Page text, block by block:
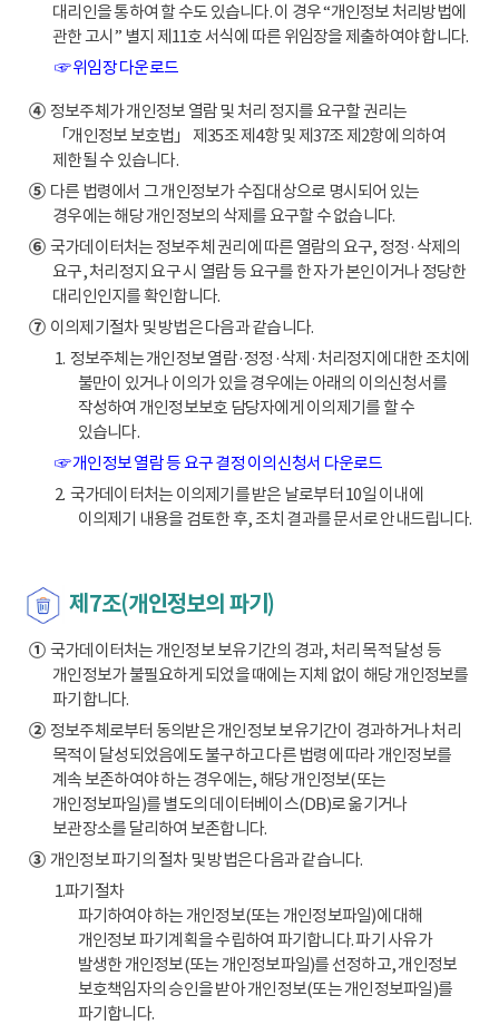
대리인을 통하여 할 수도 있습니다. 이 경우 “개인정보 처리방법에
관한 고시” 별지 제11호 서식에 따른 위임장을 제출하여야 합니다.
☞ 위임장 다운로드
④정보주체가 개인정보 열람 및 처리 정지를 요구할 권리는
「개인정보 보호법」 제35조 제4항 및 제37조 제2항에 의하여
제한될 수 있습니다.
⑤다른 법령에서 그 개인정보가 수집대상으로 명시되어 있는
경우에는 해당 개인정보의 삭제를 요구할 수 없습니다.
⑥국가데이터처는 정보주체 권리에 따른 열람의 요구, 정정·삭제의
요구, 처리정지 요구 시 열람 등 요구를 한 자가 본인이거나 정당한
대리인인지를 확인합니다.
⑦이의제기절차 및 방법은 다음과 같습니다.
1. 정보주체는 개인정보 열람·정정·삭제·처리정지에 대한 조치에
불만이 있거나 이의가 있을 경우에는 아래의 이의신청서를
작성하여 개인정보보호 담당자에게 이의제기를 할 수
있습니다.
☞ 개인정보 열람 등 요구 결정 이의신청서 다운로드
2. 국가데이터처는 이의제기를 받은 날로부터 10일 이내에
이의제기 내용을 검토한 후, 조치 결과를 문서로 안내드립니다.
제7조(개인정보의 파기)
①국가데이터처는 개인정보 보유기간의 경과, 처리 목적 달성 등
개인정보가 불필요하게 되었을 때에는 지체 없이 해당 개인정보를
파기합니다.
②정보주체로부터 동의받은 개인정보 보유기간이 경과하거나 처리
목적이 달성되었음에도 불구하고 다른 법령에 따라 개인정보를
계속 보존하여야 하는 경우에는, 해당 개인정보(또는
개인정보파일)를 별도의 데이터베이스(DB)로 옮기거나
보관장소를 달리하여 보존합니다.
③개인정보 파기의 절차 및 방법은 다음과 같습니다.
1.파기절차
파기하여야 하는 개인정보(또는 개인정보파일)에 대해
개인정보 파기계획을 수립하여 파기합니다. 파기 사유가
발생한 개인정보(또는 개인정보파일)를 선정하고, 개인정보
보호책임자의 승인을 받아 개인정보(또는 개인정보파일)를
파기합니다.